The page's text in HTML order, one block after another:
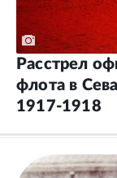
Расстрел
флота в
1917‑1918